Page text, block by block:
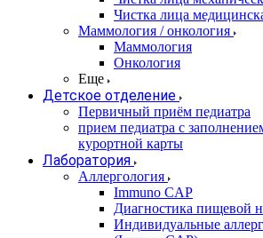
Чистка лица
Маммология / онкология
Маммология
Онкология
Еще
Детское отделение
Первичный приём педиатра
прием педиатра с
курортной карты
Лаборатория
Аллергология
Immuno CAP
Диагностика пищевой
Индивидуальные